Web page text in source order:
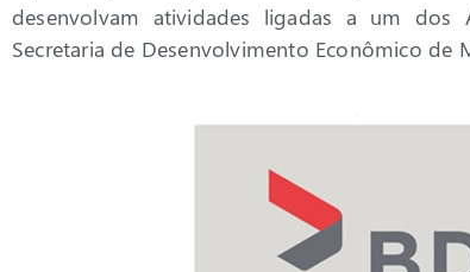
desenvolvam atividades ligadas a um dos
Secretaria de Desenvolvimento Econômico de